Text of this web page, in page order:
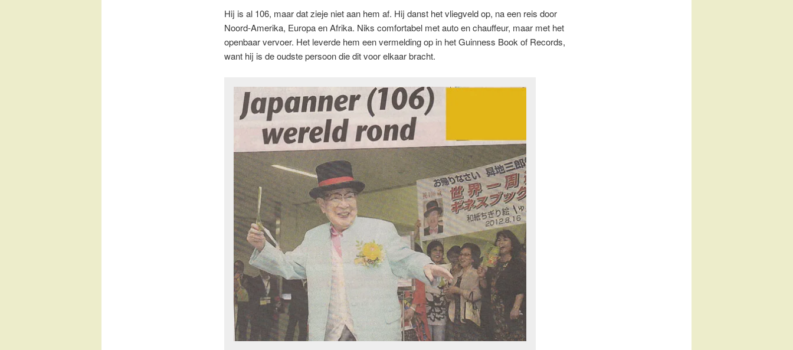
Hij is al 106, maar dat zieje niet aan hem af. Hij danst het vliegveld op, na een reis door
Noord-Amerika, Europa en Afrika. Niks comfortabel met auto en chauffeur, maar met het
openbaar vervoer. Het leverde hem een vermelding op in het Guinness Book of Records,
want hij is de oudste persoon die dit voor elkaar bracht.